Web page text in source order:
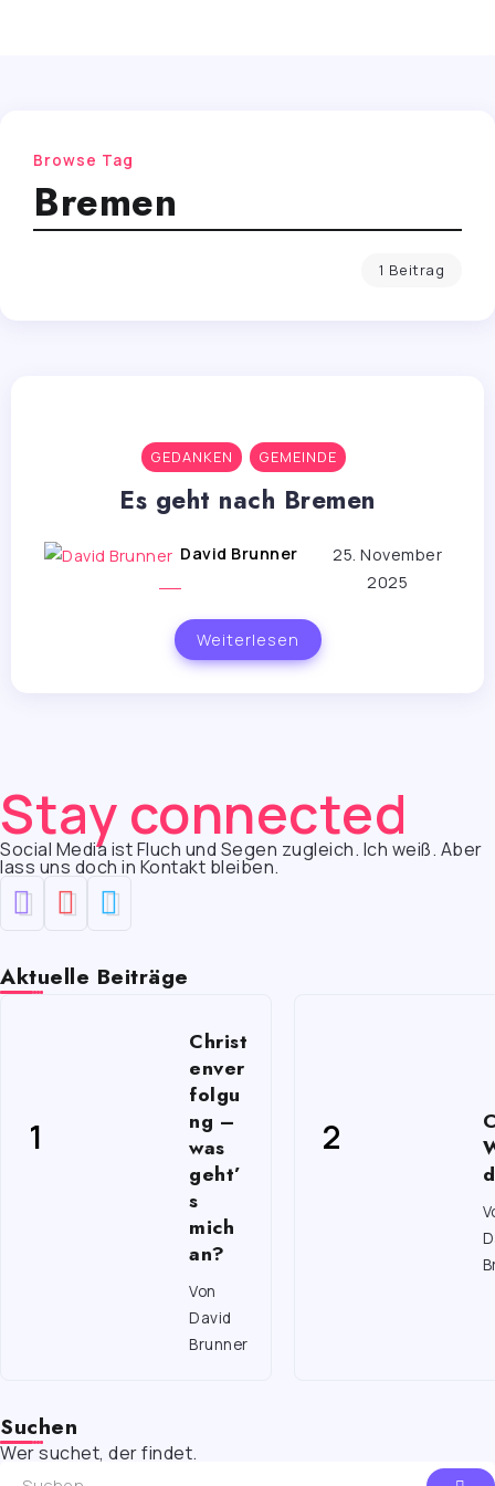
Browse Tag
Bremen
1 Beitrag
GEDANKEN GEMEINDE
Es geht nach Bremen
David Brunner
25. November
2025
Weiterlesen
Stay connected
Social Media ist Fluch und Segen zugleich. Ich weiß. Aber
lass uns doch in Kontakt bleiben.
Aktuelle Beiträge
Christ
enver
folgu
ng –
was
geht’
s
mich
an?
Von
David
Brunner
d
Suchen
Wer suchet, der findet.